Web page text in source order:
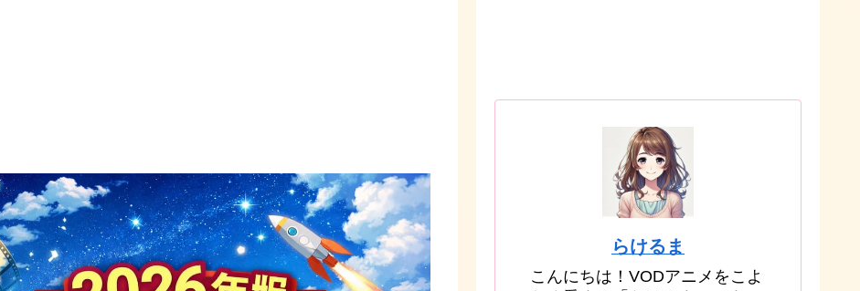
らけるま
こんにちは！VODアニメをこよ